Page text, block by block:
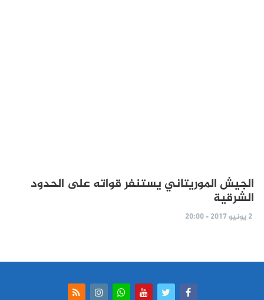
الجيش الموريتاني يستنفر قواته على الحدود
الشرقية
2 يونيو 2017 - 20:00